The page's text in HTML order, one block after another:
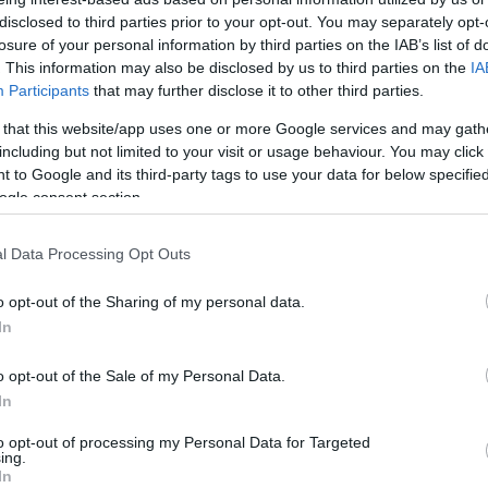
to third parties prior to your opt-out. You may separately
of your personal information by third parties on the IAB’s list of
This information may also be disclosed by us to third parties on the
Participants that may further disclose it to other third parties.
that this website/app uses one or more Google services and may
but not limited to your visit or usage behaviour. You may
to Google and its third-party tags to use your data for below
consent section.
Data Processing Opt Outs
opt-out of the Sharing of my personal data.
opt-out of the Sale of my Personal Data.
opt-out of processing my Personal Data for Targeted
András,
58múltam:
nagyon
és
Tidzsi-
touch
2009
2009
2008
2008
2008
2008
Tetszik 0
amikor meglátom a Dunát (neve az ős-indoeurópai
jelentése: víz, folyó) vagy a Tiszát: vajon milyen lehet ott, ahol